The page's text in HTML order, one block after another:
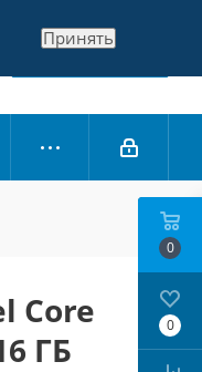
Заказать звонок
Core
ГБ
0
0
Принять